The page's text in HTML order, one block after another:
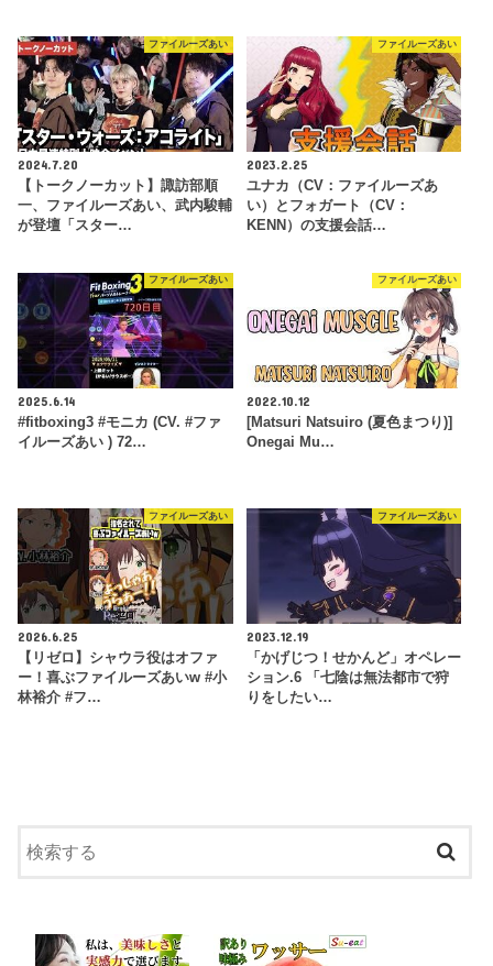
ファイルーズあい
2024.7.20
【トークノーカット】諏訪部順
一、ファイルーズあい、武内駿輔
が登壇「スター…
ファイルーズあい
2023.2.25
ユナカ（CV：ファイルーズあ
い）とフォガート（CV：
KENN）の支援会話…
ファイルーズあい
2025.6.14
#fitboxing3 #モニカ (CV. #ファ
イルーズあい ) 72…
ファイルーズあい
2022.10.12
[Matsuri Natsuiro (夏色まつり)]
Onegai Mu…
ファイルーズあい
2026.6.25
【リゼロ】シャウラ役はオファ
ー！喜ぶファイルーズあいw #小
林裕介 #フ…
ファイルーズあい
2023.12.19
「かげじつ！せかんど」オペレー
ション.6 「七陰は無法都市で狩
りをしたい…